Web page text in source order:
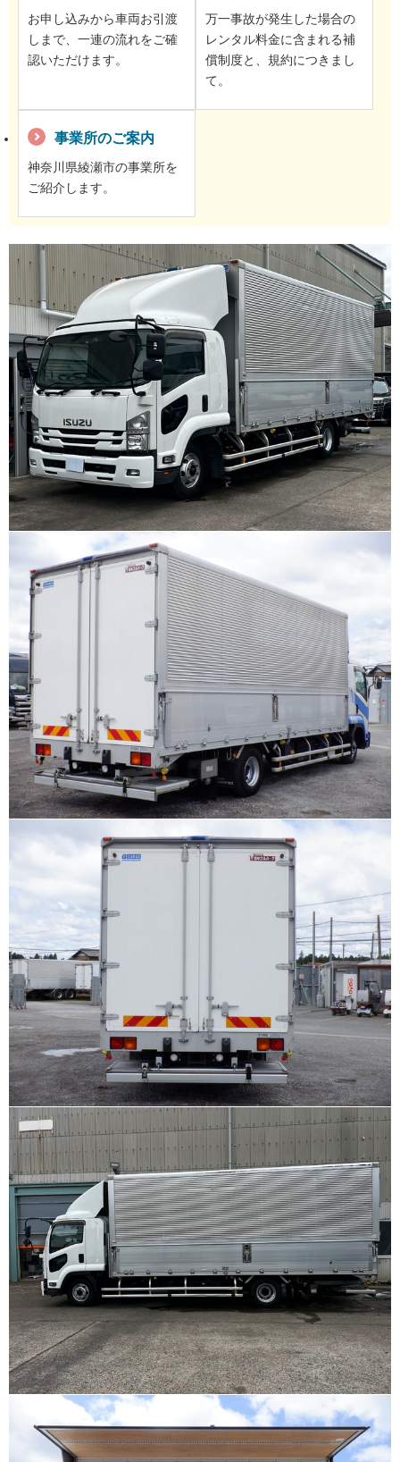
お申し込みから車両お引渡
しまで、一連の流れをご確
認いただけます。
万一事故が発生した場合の
レンタル料金に含まれる補
償制度と、規約につきまし
て。
事業所のご案内
神奈川県綾瀬市の事業所を
ご紹介します。